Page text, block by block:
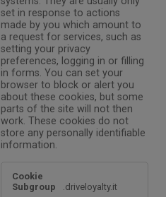
set in response to actions
made by you which amount to
a request for services, such as
setting your privacy
preferences, logging in or filling
in forms. You can set your
browser to block or alert you
about these cookies, but some
parts of the site will not then
work. These cookies do not
store any personally identifiable
information.
Necessary
Cookies
.driveloyalty.it